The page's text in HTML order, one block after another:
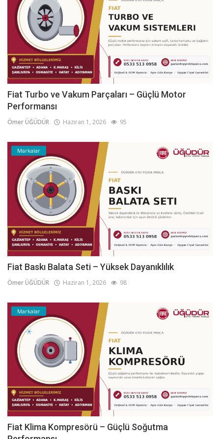
Fiat Turbo ve Vakum Parçaları – Güçlü Motor
Performansı
Ömer ÜĞÜDÜR Haziran 1, 2026 95
Markalar
Fiat Baskı Balata Seti – Yüksek Dayanıklılık
Ömer ÜĞÜDÜR Haziran 1, 2026 98
Markalar
Fiat Klima Kompresörü – Güçlü Soğutma